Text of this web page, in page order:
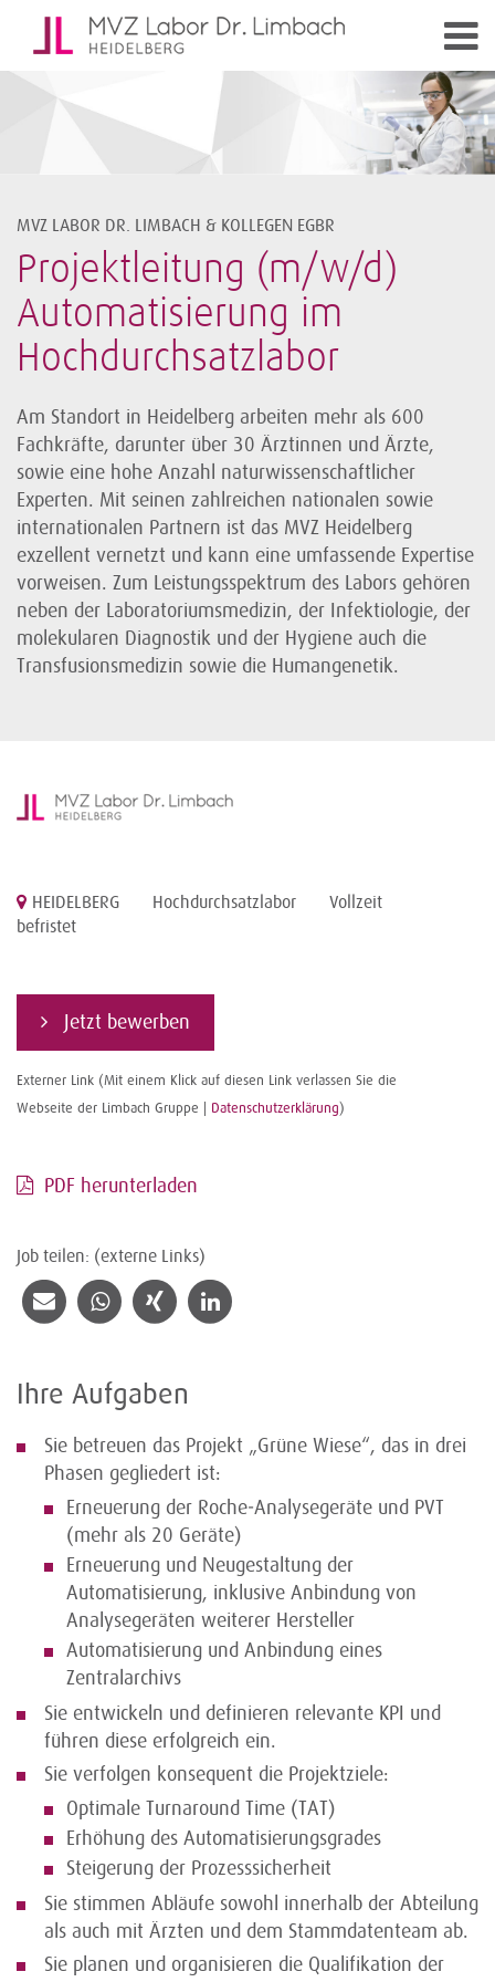
MVZ LABOR DR. LIMBACH & KOLLEGEN EGBR
Projektleitung (m/w/d)
Automatisierung im
Hochdurchsatzlabor
Am Standort in Heidelberg arbeiten mehr als 600
Fachkräfte, darunter über 30 Ärztinnen und Ärzte,
sowie eine hohe Anzahl naturwissenschaftlicher
Experten. Mit seinen zahlreichen nationalen sowie
internationalen Partnern ist das MVZ Heidelberg
exzellent vernetzt und kann eine umfassende Expertise
vorweisen. Zum Leistungsspektrum des Labors gehören
neben der Laboratoriumsmedizin, der Infektiologie, der
molekularen Diagnostik und der Hygiene auch die
Transfusionsmedizin sowie die Humangenetik.
HEIDELBERG Hochdurchsatzlabor
Vollzeit
befristet
Jetzt bewerben
Externer Link (Mit einem Klick auf diesen Link verlassen Sie die
Webseite der Limbach Gruppe | Datenschutzerklärung)
PDF herunterladen
Job teilen: (externe Links)
Ihre Aufgaben
Sie betreuen das Projekt „Grüne Wiese“, das in drei
Phasen gegliedert ist:
Erneuerung der Roche‑Analysegeräte und PVT
(mehr als 20 Geräte)
Erneuerung und Neugestaltung der
Automatisierung, inklusive Anbindung von
Analysegeräten weiterer Hersteller
Automatisierung und Anbindung eines
Zentralarchivs
Sie entwickeln und definieren relevante KPI und
führen diese erfolgreich ein.
Sie verfolgen konsequent die Projektziele:
Optimale Turnaround Time (TAT)
Erhöhung des Automatisierungsgrades
Steigerung der Prozesssicherheit
Sie stimmen Abläufe sowohl innerhalb der Abteilung
als auch mit Ärzten und dem Stammdatenteam ab.
Sie planen und organisieren die Qualifikation der